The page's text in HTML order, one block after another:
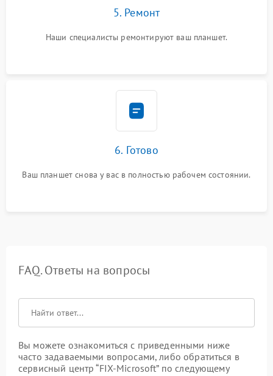
5. Ремонт
Наши специалисты ремонтируют ваш планшет.
6. Готово
Ваш планшет снова у вас в полностью рабочем состоянии.
FAQ. Ответы на вопросы
Вы можете ознакомиться с приведенными ниже
часто задаваемыми вопросами, либо обратиться в
сервисный центр “FIX-Microsoft” по следующему